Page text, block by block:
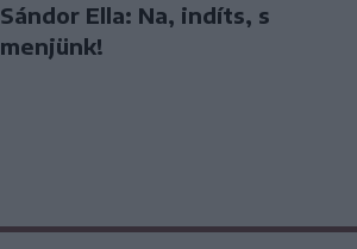
Sándor Ella: Na, indíts, s
menjünk!